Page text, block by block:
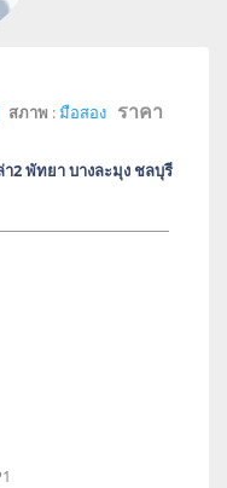
สภาพ :มือสอง ราคา
2 พัทยา บางละมุง ชลบุรี